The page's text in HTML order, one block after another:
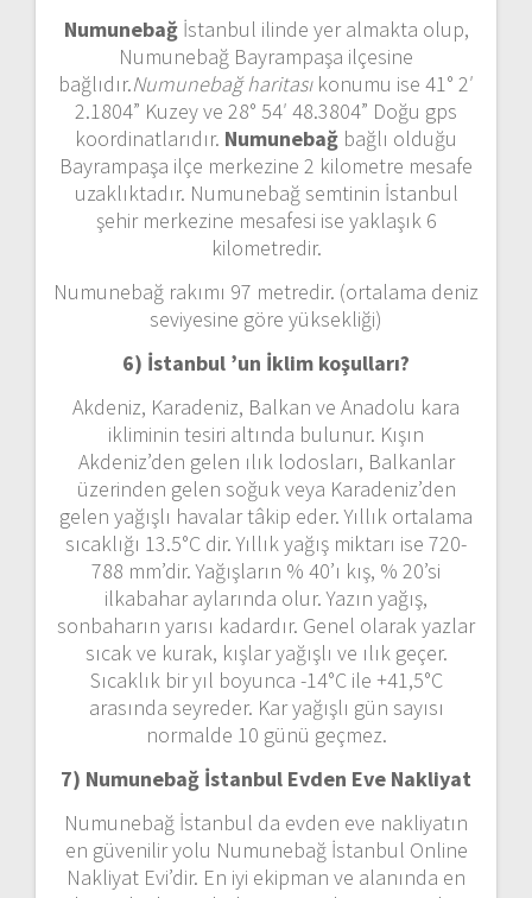
Numunebağİstanbul ilinde yer almakta olup,
Numunebağ Bayrampaşa ilçesine
bağlıdır.Numunebağ haritasıkonumu ise 41° 2′
2.1804” Kuzey ve 28° 54′ 48.3804” Doğu gps
koordinatlarıdır. Numunebağ bağlı olduğu
Bayrampaşa ilçe merkezine 2 kilometre mesafe
uzaklıktadır. Numunebağ semtinin İstanbul
şehir merkezine mesafesi ise yaklaşık 6
kilometredir.
Numunebağ rakımı 97 metredir. (ortalama deniz
seviyesine göre yüksekliği)
6) İstanbul ’un İklim koşulları?
Akdeniz, Karadeniz, Balkan ve Anadolu kara
ikliminin tesiri altında bulunur. Kışın
Akdeniz’den gelen ılık lodosları, Balkanlar
üzerinden gelen soğuk veya Karadeniz’den
gelen yağışlı havalar tâkip eder. Yıllık ortalama
sıcaklığı 13.5°C dir. Yıllık yağış miktarı ise 720-
788 mm’dir. Yağışların % 40’ı kış, % 20’si
ilkabahar aylarında olur. Yazın yağış,
sonbaharın yarısı kadardır. Genel olarak yazlar
sıcak ve kurak, kışlar yağışlı ve ılık geçer.
Sıcaklık bir yıl boyunca -14°C ile +41,5°C
arasında seyreder. Kar yağışlı gün sayısı
normalde 10 günü geçmez.
7) Numunebağ İstanbul Evden Eve Nakliyat
Numunebağ İstanbul da evden eve nakliyatın
en güvenilir yolu Numunebağ İstanbul Online
Nakliyat Evi’dir. En iyi ekipman ve alanında en